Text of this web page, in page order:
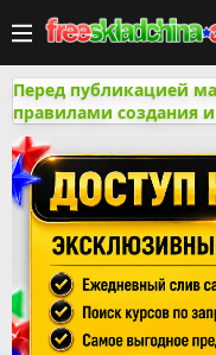
Перед публикацией
правилами создания